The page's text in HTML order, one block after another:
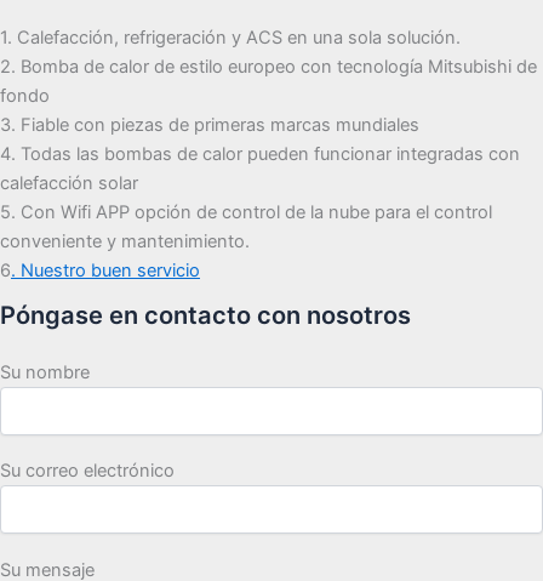
1. Calefacción, refrigeración y ACS en una sola solución.
2. Bomba de calor de estilo europeo con tecnología Mitsubishi de
fondo
3. Fiable con piezas de primeras marcas mundiales
4. Todas las bombas de calor pueden funcionar integradas con
calefacción solar
5. Con Wifi APP opción de control de la nube para el control
conveniente y mantenimiento.
6. Nuestro buen servicio
Póngase en contacto con nosotros
Su nombre
Su correo electrónico
Su mensaje